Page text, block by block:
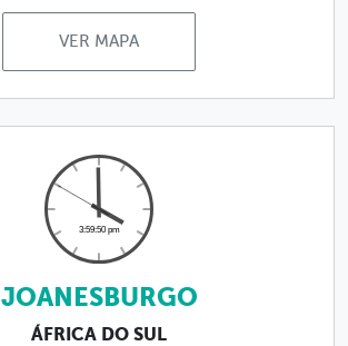
VER MAPA
JOANESBURGO
ÁFRICA DO SUL